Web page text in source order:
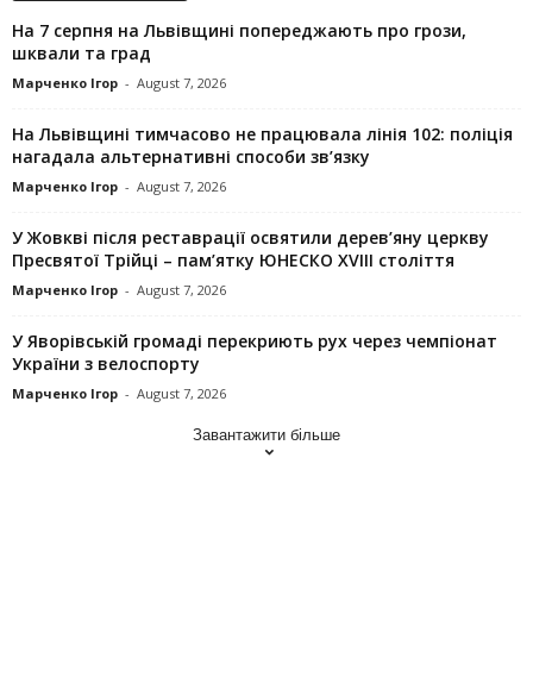
На 7 серпня на Львівщині попереджають про грози,
шквали та град
Марченко Ігор - August 7, 2026
На Львівщині тимчасово не працювала лінія 102: поліція
нагадала альтернативні способи зв’язку
Марченко Ігор - August 7, 2026
У Жовкві після реставрації освятили дерев’яну церкву
Пресвятої Трійці – пам’ятку ЮНЕСКО XVIII століття
Марченко Ігор - August 7, 2026
У Яворівській громаді перекриють рух через чемпіонат
України з велоспорту
Марченко Ігор - August 7, 2026
Завантажити більше